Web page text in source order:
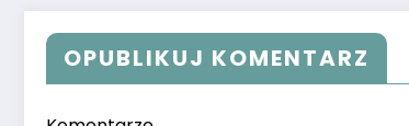
OPUBLIKUJ KOMENTARZ